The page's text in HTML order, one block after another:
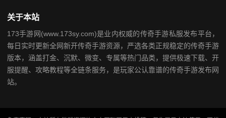
关于本站
173手游网(www.173sy.com)是业内权威的传奇手游私服发布平台，
每日实时更新全网新开传奇手游资源，严选各类正规稳定的传奇手游
版本，涵盖打金、沉默、微变、专属等热门品类，提供极速下载、开
服提醒、攻略教程等全链条服务，是玩家公认靠谱的传奇手游发布网
站。